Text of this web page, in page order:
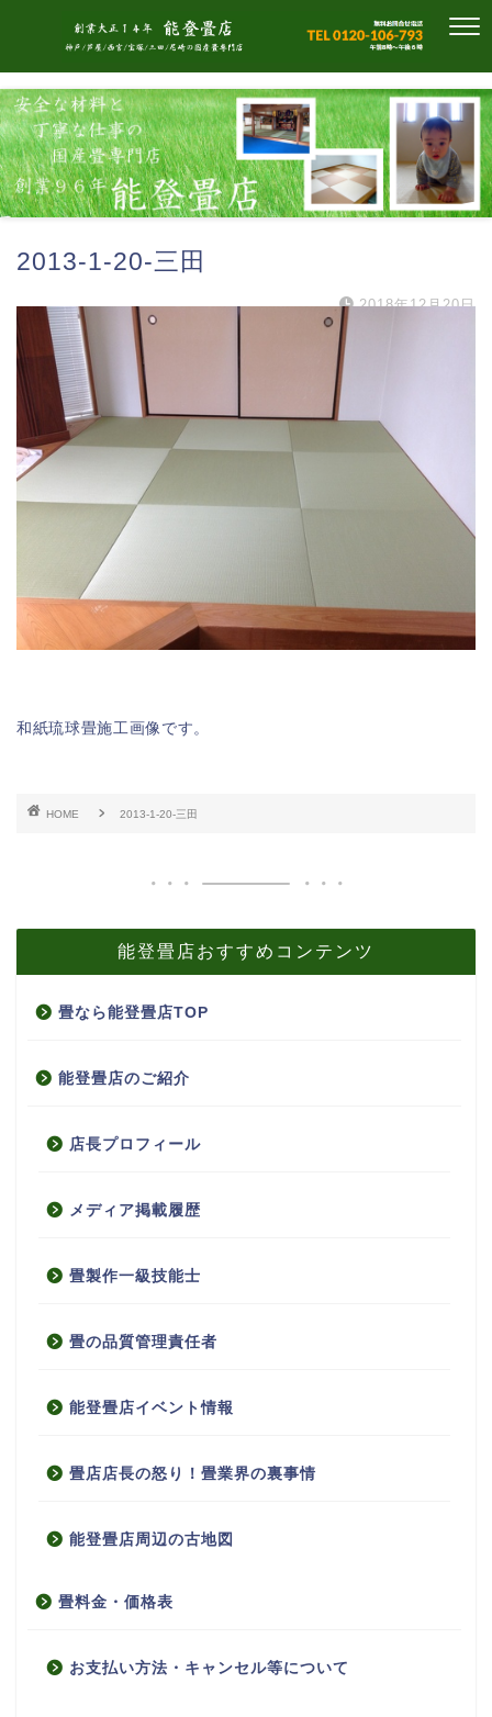
2013-1-20-三田
2018年12月20日
和紙琉球畳施工画像です。
HOME 2013-1-20-三田
能登畳店おすすめコンテンツ
畳なら能登畳店TOP
能登畳店のご紹介
店長プロフィール
メディア掲載履歴
畳製作一級技能士
畳の品質管理責任者
能登畳店イベント情報
畳店店長の怒り！畳業界の裏事情
能登畳店周辺の古地図
畳料金・価格表
お支払い方法・キャンセル等について